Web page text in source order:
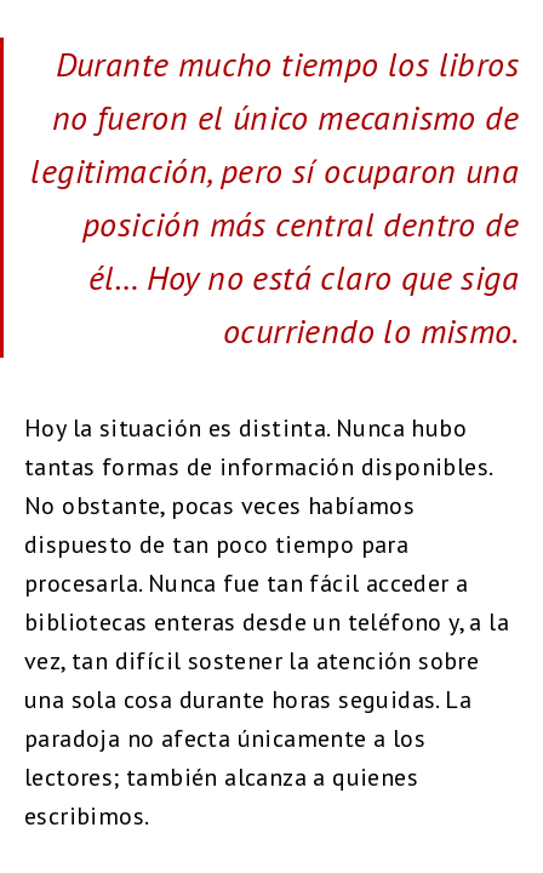
Durante mucho tiempo los libros
no fueron el único mecanismo de
legitimación, pero sí ocuparon una
posición más central dentro de
él… Hoy no está claro que siga
ocurriendo lo mismo.
Hoy la situación es distinta. Nunca hubo
tantas formas de información disponibles.
No obstante, pocas veces habíamos
dispuesto de tan poco tiempo para
procesarla. Nunca fue tan fácil acceder a
bibliotecas enteras desde un teléfono y, a la
vez, tan difícil sostener la atención sobre
una sola cosa durante horas seguidas. La
paradoja no afecta únicamente a los
lectores; también alcanza a quienes
escribimos.